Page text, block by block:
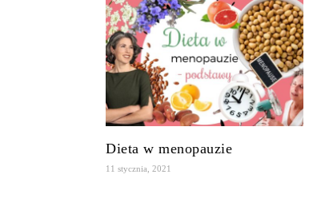
Dieta w menopauzie
11 stycznia, 2021